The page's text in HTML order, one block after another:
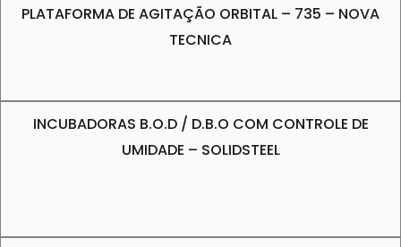
PLATAFORMA DE AGITAÇÃO ORBITAL – 735 – NOVA
TECNICA
INCUBADORAS B.O.D / D.B.O COM CONTROLE DE
UMIDADE – SOLIDSTEEL